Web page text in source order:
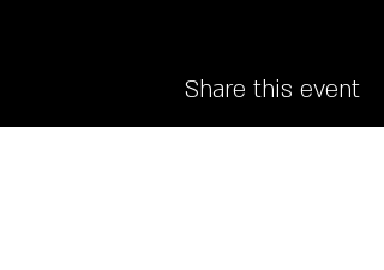
Share this event